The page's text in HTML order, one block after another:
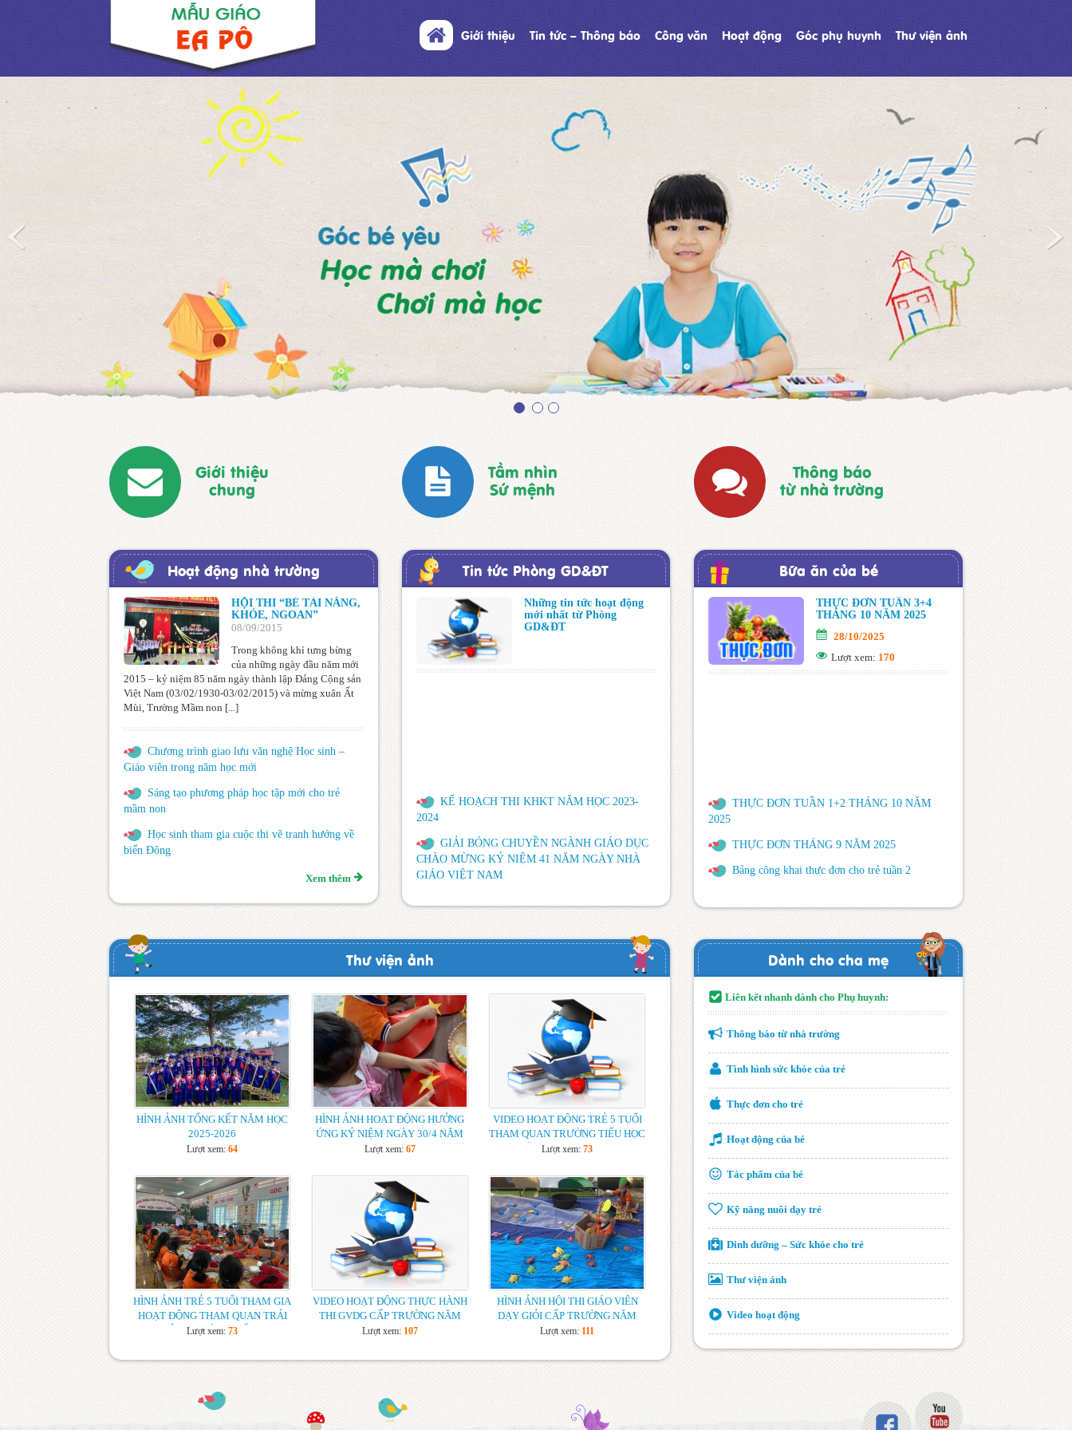
Giới thiệu Tin tức – Thông báo Công văn Hoạt động Góc phụ huynh Thư viện ảnh
Giới thiệu
chung
Tầm nhìn
Sứ mệnh
Thông báo
từ nhà trường
Hoạt động nhà trường
HỘI THI “BÉ TÀI NĂNG,
KHỎE, NGOAN”
08/09/2015
Trong không khí tưng bừng
của những ngày đầu năm mới
2015 – kỷ niệm 85 năm ngày thành lập Đảng Cộng sản
Việt Nam (03/02/1930-03/02/2015) và mừng xuân Ất
Mùi, Trường Mầm non [...]
Chương trình giao lưu văn nghệ Học sinh –
Giáo viên trong năm học mới
Sáng tạo phương pháp học tập mới cho trẻ
mầm non
Học sinh tham gia cuộc thi vẽ tranh hướng về
biển Đông
Xem thêm
Tin tức Phòng GD&ĐT
Những tin tức hoạt động
mới nhất từ Phòng
GD&ĐT
2024
CHÀO MỪNG KỶ NIỆM 41 NĂM NGÀY NHÀ
GIÁO VIỆT NAM
BỘ GIÁO DỤC VÀ ĐÀO TẠO BÃI BỎ MỘT
Quyết định công khai quyết toán thu chi NSNN
năm 2022
THỰC HIỆN CÁC KHOẢN THU NĂM HỌC
2022-2023
HƯỚNG DẪN XÉT TỐT NGHIỆP THCS
NĂM HỌC 2021-2022
BÁO CÁO TỔNG KẾT NĂM HỌC 2021-
2022
NĂM HỌC 2022-2023
Bữa ăn của bé
THỰC ĐƠN TUẦN 3+4
THÁNG 10 NĂM 2025
28/10/2025
Lượt xem: 170
2025
Thư viện ảnh
HÌNH ẢNH TỔNG KẾT NĂM HỌC
2025-2026
Lượt xem:64
HÌNH ẢNH HOẠT ĐỘNG HƯỞNG
ỨNG KỶ NIỆM NGÀY 30/4 NĂM
HỌC 2025-2026
Lượt xem: 67
VIDEO HOẠT ĐỘNG TRẺ 5 TUỔI
THAM QUAN TRƯỜNG TIỂU HỌC
NĂM HỌC 2025-2026
Lượt xem:73
HÌNH ẢNH TRẺ 5 TUỔI THAM GIA
HOẠT ĐỘNG THAM QUAN TRẢI
NGHIỆM TRƯỜNG TIỂU HỌC
Lượt xem:73
VIDEO HOẠT ĐỘNG THỰC HÀNH
THI GVDG CẤP TRƯỜNG NĂM
HỌC 2025-2026
Lượt xem: 107
HÌNH ẢNH HỘI THI GIÁO VIÊN
DẠY GIỎI CẤP TRƯỜNG NĂM
HỌC 2025-2026
Lượt xem: 111
Dành cho cha mẹ
Liên kết nhanh dành cho Phụ huynh:
Thông báo từ nhà trường
Tình hình sức khỏe của trẻ
Thực đơn cho trẻ
Hoạt động của bé
Tác phẩm của bé
Kỹ năng nuôi dạy trẻ
Dinh dưỡng – Sức khỏe cho trẻ
Thư viện ảnh
Video hoạt động